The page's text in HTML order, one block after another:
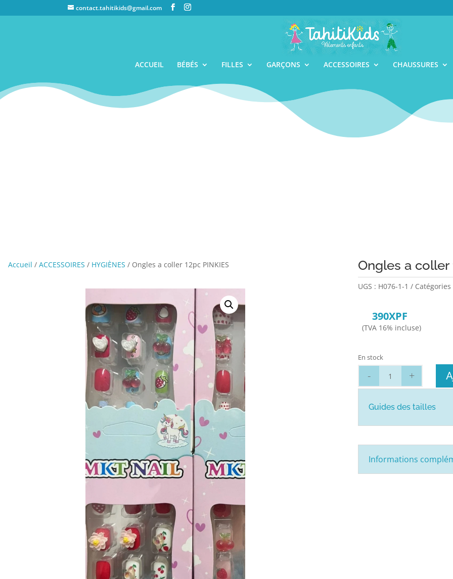
contact.tahitikids@gmail.com
ACCUEIL BÉBÉS FILLES GARÇONS ACCESSOIRES CHAUSSURES
Accueil / ACCESSOIRES / HYGIÈNES / Ongles a coller 12pc PINKIES Ongles a coller
UGS : H076-1-1
390XPF
(TVA 16% incluse)
En stock
a
Guides des tailles
Informations